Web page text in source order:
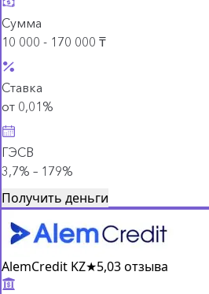
Сумма
10 000 - 170 000 ₸
Ставка
от 0,01%
ГЭСВ
3,7% – 179%
Получить деньги
AlemCredit KZ★5,03 отзыва